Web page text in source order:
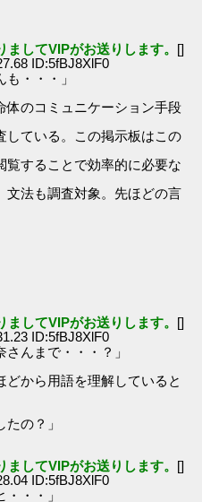
してVIPがお送りします。 []
ID:5fBJ8XlF0
・・・」
体のコミュニケーション手段
している。この掲示板はこの
覧することで効率的に必要な
文法も調査対象。先ほどの言
ましてVIPがお送りします。 []
ID:5fBJ8XlF0
んまで・・・？」
から用語を理解していると
の？」
ましてVIPがお送りします。 []
ID:5fBJ8XlF0
・・」